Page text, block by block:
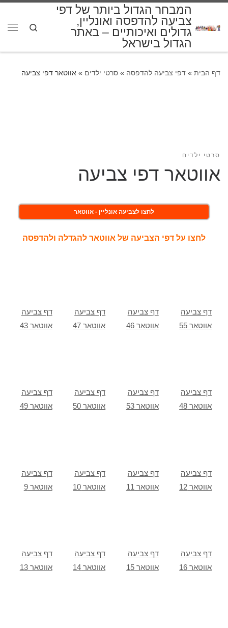
המבחר הגדול ביותר של דפי
צביעה להדפסה ואונליין,
גדולים ואיכותיים – באתר
הגדול בישראל
Search
דף הבית » דפי צביעה להדפסה » סרטי ילדים » אווטאר דפי צביעה
סרטי ילדים
אווטאר דפי צביעה
לחצו לצביעה אונליין - אווטאר
לחצו על דפי הצביעה של אווטאר להגדלה ולהדפסה
דף צביעה
אווטאר 43
דף צביעה
אווטאר 47
דף צביעה
אווטאר 46
דף צביעה
אווטאר 55
דף צביעה
אווטאר 49
דף צביעה
אווטאר 50
דף צביעה
אווטאר 53
דף צביעה
אווטאר 48
דף צביעה
אווטאר 9
דף צביעה
אווטאר 10
דף צביעה
אווטאר 11
דף צביעה
אווטאר 12
דף צביעה
אווטאר 13
דף צביעה
אווטאר 14
דף צביעה
אווטאר 15
דף צביעה
אווטאר 16